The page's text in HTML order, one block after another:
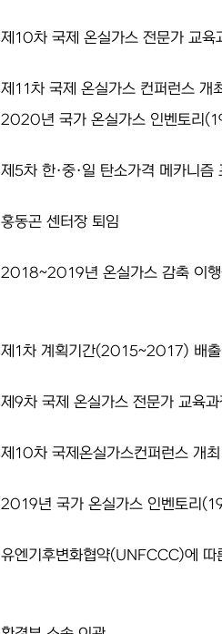
제10차 국제 온실가스 전문가 교육
제11차 국제 온실가스 컨퍼런스 개
2020년 국가 온실가스 인벤토리
제5차 한·중·일 탄소가격 메카니즘
홍동곤 센터장 퇴임
2018~2019년 온실가스 감축 이행
제1차 계획기간(2015~2017) 배출
제9차 국제 온실가스 전문가 교육과
제10차 국제온실가스컨퍼런스 개최
2019년 국가 온실가스 인벤토리
유엔기후변화협약(UNFCCC)에 따